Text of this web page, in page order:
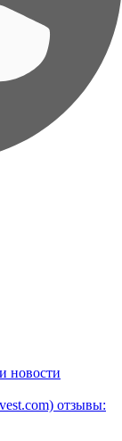
новости
отзывы: